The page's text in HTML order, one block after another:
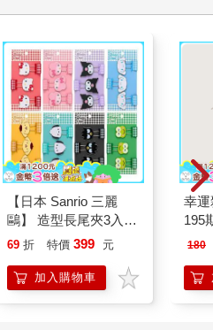
【日本 Sanrio 三麗
鷗】 造型長尾夾3入組
(8款可選) 凱蒂貓 Hello
企鵝
69 折 特價 399 元
加入購物車
幸運
195
180